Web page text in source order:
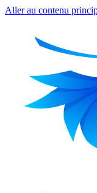
Aller au contenu